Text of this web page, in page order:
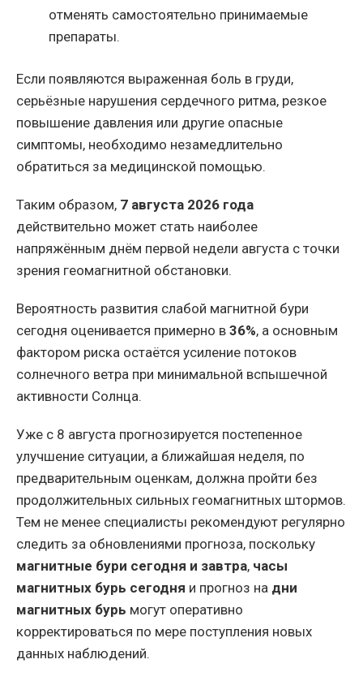
отменять самостоятельно принимаемые
препараты.
Если появляются выраженная боль в груди,
серьёзные нарушения сердечного ритма, резкое
повышение давления или другие опасные
симптомы, необходимо незамедлительно
обратиться за медицинской помощью.
Таким образом, 7 августа 2026 года
действительно может стать наиболее
напряжённым днём первой недели августа с точки
зрения геомагнитной обстановки.
Вероятность развития слабой магнитной бури
сегодня оценивается примерно в 36%, а основным
фактором риска остаётся усиление потоков
солнечного ветра при минимальной вспышечной
активности Солнца.
Уже с 8 августа прогнозируется постепенное
улучшение ситуации, а ближайшая неделя, по
предварительным оценкам, должна пройти без
продолжительных сильных геомагнитных штормов.
Тем не менее специалисты рекомендуют регулярно
следить за обновлениями прогноза, поскольку
магнитные бури сегодня и завтра, часы
магнитных бурь сегодня и прогноз на дни
магнитных бурь могут оперативно
корректироваться по мере поступления новых
данных наблюдений.